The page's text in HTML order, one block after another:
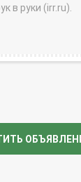
в руки (irr.ru).